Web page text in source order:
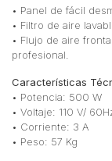
• Panel de fácil
• Filtro de aire
• Flujo de aire
profesional.
Características
• Potencia: 500 W
• Voltaje: 110 V/
• Corriente: 3 A
• Peso: 57 Kg